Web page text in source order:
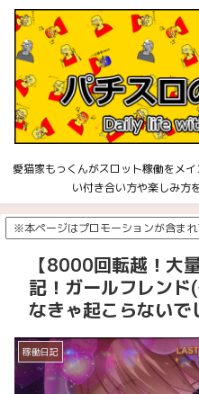
愛猫家もっくんがスロット稼働をメ
い付き合い方や楽しみ方
※本ページはプロモーションが含まれ
【8000回転越！大
記！ガールフレン
なきゃ起こらないで
稼働日記